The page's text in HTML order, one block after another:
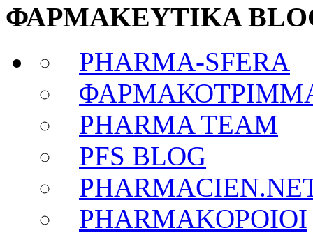
ΦΑΡΜΑΚΕΥΤΙΚΑ
PHARMA-SFERA
PHARMA TEAM
PFS BLOG
PHARMAKOPOIOI